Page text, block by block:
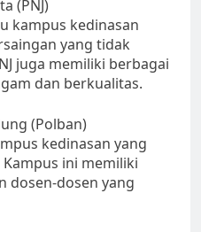
(PNJ)
kampus kedinasan
yang tidak
juga memiliki berbagai
dan berkualitas.
(Polban)
kedinasan yang
ini memiliki
dosen-dosen yang